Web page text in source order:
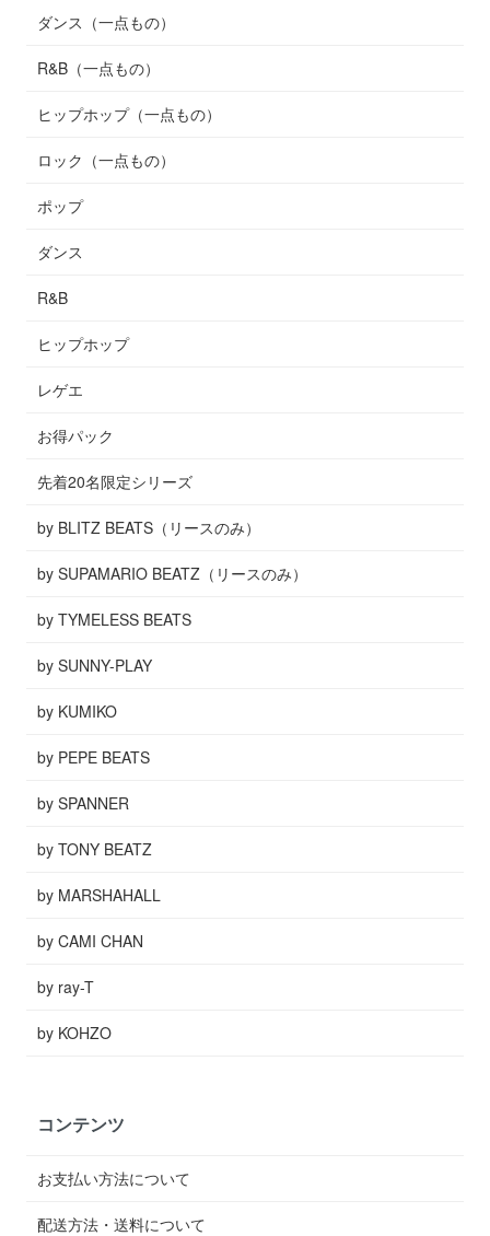
ダンス（一点もの）
R&B（一点もの）
ヒップホップ（一点もの）
ロック（一点もの）
ポップ
ダンス
R&B
ヒップホップ
レゲエ
お得パック
先着20名限定シリーズ
by BLITZ BEATS（リースのみ）
by SUPAMARIO BEATZ（リースのみ）
by TYMELESS BEATS
by SUNNY-PLAY
by KUMIKO
by PEPE BEATS
by SPANNER
by TONY BEATZ
by MARSHAHALL
by CAMI CHAN
by ray-T
by KOHZO
コンテンツ
お支払い方法について
配送方法・送料について